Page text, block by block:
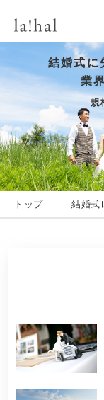
結婚式に
業
規
トップ 結婚式